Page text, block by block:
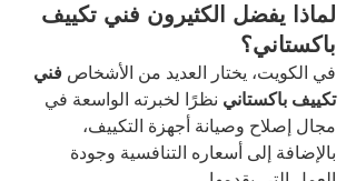
لماذا يفضل الكثيرون فني تكييف
باكستاني؟
في الكويت، يختار العديد من الأشخاص فني
تكييف باكستاني نظرًا لخبرته الواسعة في
مجال إصلاح وصيانة أجهزة التكييف،
بالإضافة إلى أسعاره التنافسية وجودة